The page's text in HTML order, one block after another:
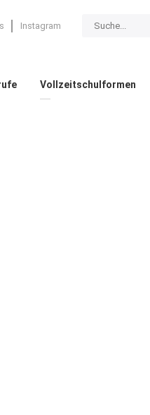
Instagram
Vollzeitschulformen